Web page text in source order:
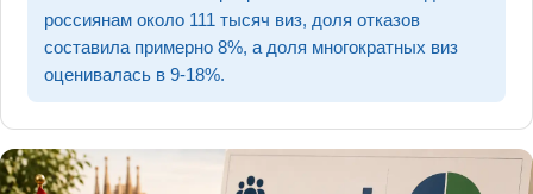
россиянам около 111 тысяч виз, доля отказов
составила примерно 8%, а доля многократных виз
оценивалась в 9-18%.